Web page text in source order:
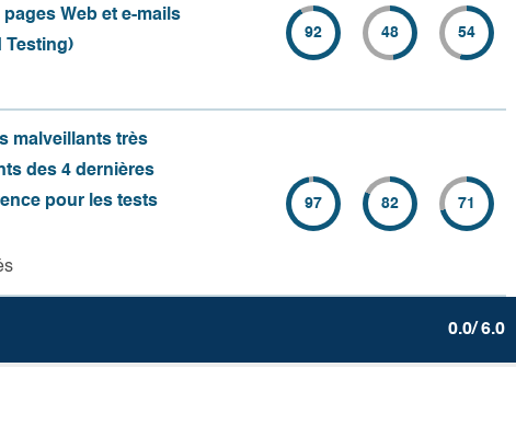
Web et e-mails
Testing)
92 48 54
malveillants très
des 4 dernières
pour les tests
97 82 71
0.0/ 6.0